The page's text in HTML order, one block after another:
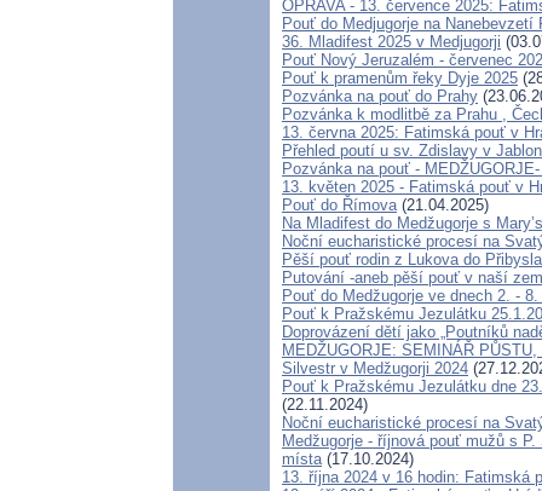
OPRAVA - 13. července 2025:
Pouť do Medjugorje na Nanebevzetí
36. Mladifest 2025 v Medjugorji
Pouť Nový Jeruzalém - červenec
Pouť k pramenům řeky Dyje 2025
Pozvánka na pouť do Prahy
Pozvánka k modlitbě za Prahu ,
13. června 2025: Fatimská pouť v
Přehled poutí u sv. Zdislavy v
Pozvánka na pouť -
13. květen 2025 - Fatimská pouť v
Pouť do Římova(21.04.2025)
Na Mladifest do Medžugorje s
Noční eucharistické procesí na
Pěší pouť rodin z Lukova do
Putování -aneb pěší pouť v naší
Pouť do Medžugorje ve dnech 2. -
Pouť k Pražskému Jezulátku
Doprovázení dětí jako „Poutníků
MEDŽUGORJE: SEMINÁŘ
Silvestr v Medžugorji 2024
Pouť k Pražskému Jezulátku dne
(22.11.2024)
Noční eucharistické procesí na
Medžugorje - říjnová pouť mužů s
místa(17.10.2024)
13. října 2024 v 16 hodin: